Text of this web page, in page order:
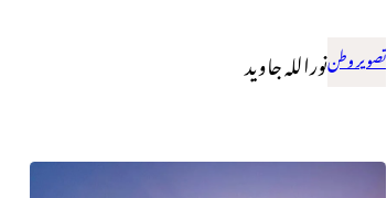
تصویر وطننوراللہ جاوید